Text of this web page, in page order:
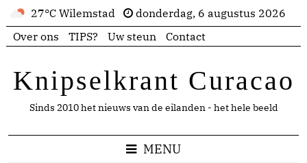
27°C Wilemstad
donderdag, 6 augustus 2026
Over ons
TIPS? Uw steun Contact
Knipselkrant Curacao
Sinds 2010 het nieuws van de eilanden - het hele beeld
MENU